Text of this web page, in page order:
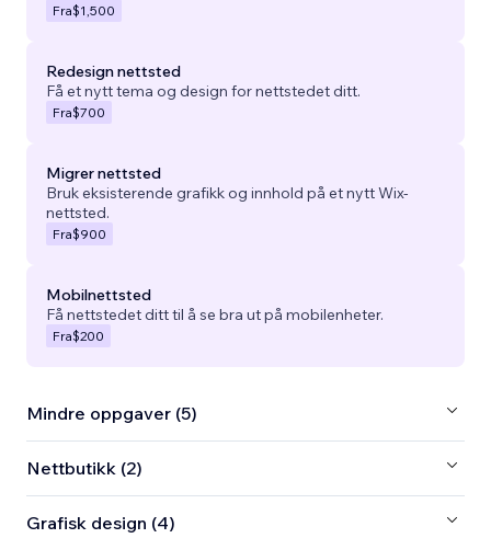
Fra$1,500
Redesign nettsted
Få et nytt tema og design for nettstedet ditt.
Fra$700
Migrer nettsted
Bruk eksisterende grafikk og innhold på et nytt Wix-
nettsted.
Fra$900
Mobilnettsted
Få nettstedet ditt til å se bra ut på mobilenheter.
Fra$200
Mindre oppgaver (5)
Nettbutikk (2)
Grafisk design (4)